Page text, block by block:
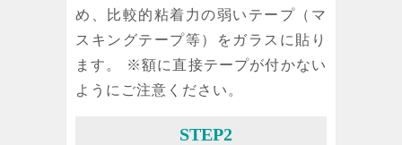
め、比較的粘着力の弱いテープ（マ
スキングテープ等）をガラスに貼り
ます。 ※額に直接テープが付かない
ようにご注意ください。
STEP2